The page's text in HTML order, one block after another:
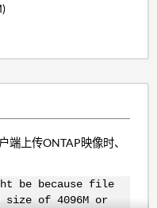
端上传ONTAP映像时、
be because file
size of 4096M or